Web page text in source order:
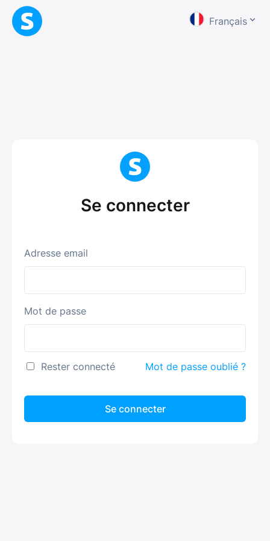
Français
Se connecter
Adresse email
Mot de passe
Rester connecté Mot de passe oublié ?
Se connecter